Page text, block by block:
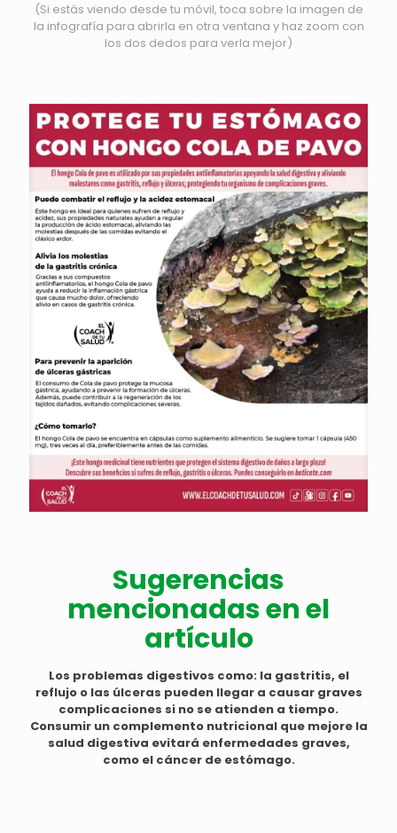
(Si estás viendo desde tu móvil, toca sobre la imagen de
la infografía para abrirla en otra ventana y haz zoom con
los dos dedos para verla mejor)
Sugerencias
mencionadas en el
artículo
Los problemas digestivos como: la gastritis, el
reflujo o las úlceras pueden llegar a causar graves
complicaciones si no se atienden a tiempo.
Consumir un complemento nutricional que mejore la
salud digestiva evitará enfermedades graves,
como el cáncer de estómago.